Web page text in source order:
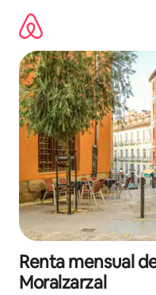
contenido
Renta mensual
Moralzarzal